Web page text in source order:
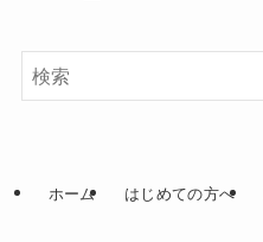
ホーム はじめての方へ